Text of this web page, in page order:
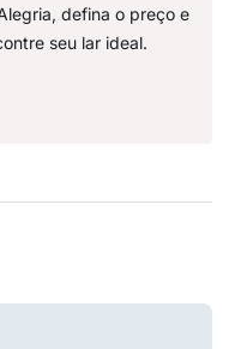
defina o preço e
seu lar ideal.